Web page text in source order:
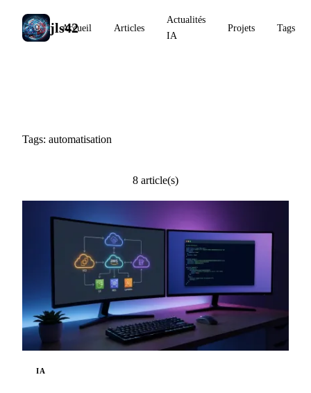
jls42
Accueil Articles
Actualités
IA
Projets Tags
Tags: automatisation
8 article(s)
IA